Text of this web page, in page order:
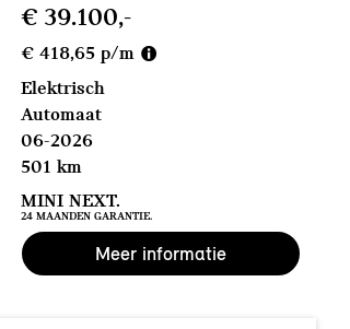
€ 39.100,-
€ 418,65 p/m
Elektrisch
Automaat
06-2026
501 km
MINI NEXT.
24 MAANDEN GARANTIE.
Meer informatie